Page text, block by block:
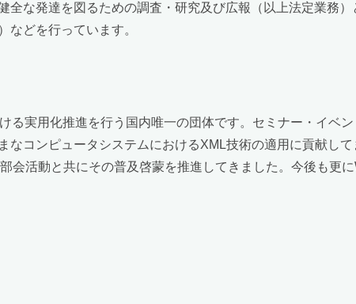
全な発達を図るための調査・研究及び広報（以上法定業務
などを行っています。
る実用化推進を行う国内唯一の団体です。セミナー・イベ
なコンピュータシステムにおけるXML技術の適用に貢献し
会活動と共にその普及啓蒙を推進してきました。今後も更